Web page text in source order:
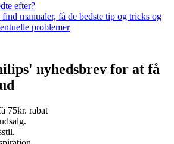
efter?
manualer, få de bedste tip og tricks og
problemer
nyhedsbrev for at få
75kr. rabat